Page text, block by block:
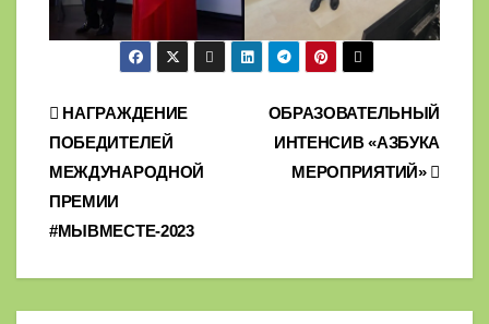
Навигация
по
записям
ОБРАЗОВАТЕЛЬНЫЙ
ИНТЕНСИВ «АЗБУКА
МЕРОПРИЯТИЙ»
НАГРАЖДЕНИЕ
ПОБЕДИТЕЛЕЙ
МЕЖДУНАРОДНОЙ
ПРЕМИИ
#МЫВМЕСТЕ-2023